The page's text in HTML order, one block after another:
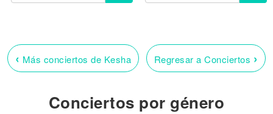
‹ Más conciertos de Kesha Regresar a Conciertos ›
Conciertos por género